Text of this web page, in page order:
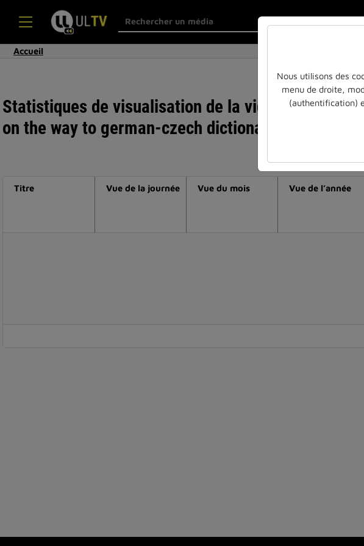
Accueil
Statistiques de visualisation de la vidéo
on the way to german-czech dictionary of word-
Modifier la période
Titre Vue de la journée Vue du mois Vue de l’année
Nous utilisons des
menu de droite,
(authentification)